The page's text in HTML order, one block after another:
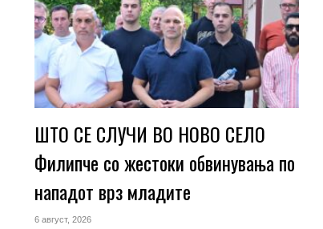
ШТО СЕ СЛУЧИ ВО НОВО СЕЛО
Филипче со жестоки обвинувања по
нападот врз младите
6 август, 2026